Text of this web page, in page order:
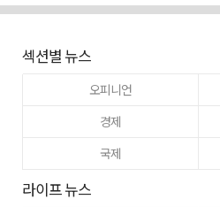
섹션별 뉴스
오피니언
경제
국제
라이프 뉴스